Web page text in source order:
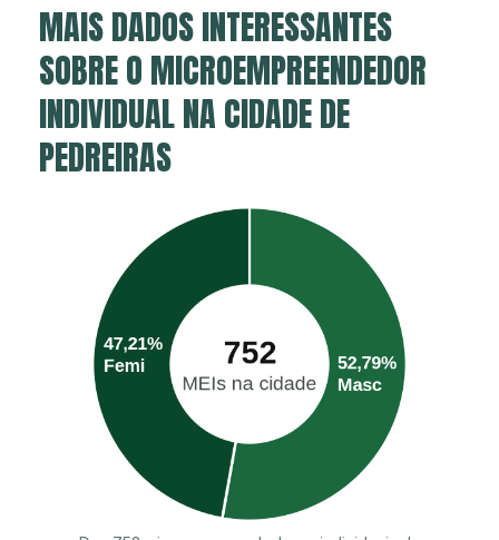
MAIS DADOS INTERESSANTES
SOBRE O MICROEMPREENDEDOR
INDIVIDUAL NA CIDADE DE
PEDREIRAS